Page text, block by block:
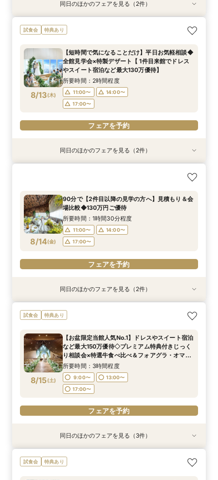
特典あり
8/11(火)
おもてなし◎【ご親族様中心の少人数W】特選牛
食べ比べ＆オマール海老試食付きフェア
9:00〜
13:00〜
17:00〜
フェアを予約
特典あり
8/11(火)
おもてなし◎【ご親族様中心の少人数ウェディン
グ】特選牛食べ比べフェア
10:00〜 14:00〜
フェアを予約
同日のほかのフェアを見る（2件）
試食会 特典あり
8/13(木)
【短時間で気になることだけ】平日お気軽相談◆
全館見学会×特製デザート【 1件目来館でドレス
やスイート宿泊など最大130万優待】
所要時間：2時間程度
11:00〜
14:00〜
17:00〜
フェアを予約
特典あり
8/13(木)
おもてなし◎【ご親族様中心の少人数ウェディン
10:00〜 14:00〜
フェアを予約
特典あり
8/13(木)
【マイナビ限定◆お盆BIG】初めての見学にもお
すすめ◎ナチュラルな選べるチャペるで挙式体験
きる安心相談会
所要時間：3時間程度
フェアを予約
同日のほかのフェアを見る（2件）
8/14(金)
90分で【2件目以降の見学の方へ】見積もり＆会
場比較◆130万円ご優待
所要時間：1時間30分程度
11:00〜
14:00〜
17:00〜
フェアを予約
特典あり
8/14(金)
おもてなし◎【ご親族様中心の少人数ウェディン
グ】特選牛食べ比べフェア
10:00〜 14:00〜
フェアを予約
特典あり
8/14(金)
【マイナビ限定BIG】初めての見学にもおすすめ
◎ナチュラルな選べるチャペるで挙式体験×4万
安心相談会
所要時間：3時間程度
10:00〜 14:00〜
フェアを予約
同日のほかのフェアを見る（2件）
試食会 特典あり
8/15(土)
【お盆限定当館人気No.1】ドレスやスイート宿泊
など最大150万優待◇プレミアム特典付きじっく
り相談会×特選牛食べ比べ＆フォアグラ・オマー
ル海老など豪華4万試食×選べるチャペル＆パー
ティ会場見学フェア
所要時間：3時間程度
9:00〜
13:00〜
17:00〜
フェアを予約
特典あり
初見学も大歓迎！特選牛食べ比べ×豪華ホテルW
おもてなし体験
特典あり
アクセス抜群・全天候型ホテル｜上質なおもてな
し＆豪華試食特典で贅沢体験
特典あり
おもてなし◎【ご親族様中心の少人数W】特選牛
食べ比べ＆オマール海老試食付きフェア
同日のほかのフェアを見る（3件）
試食会 特典あり